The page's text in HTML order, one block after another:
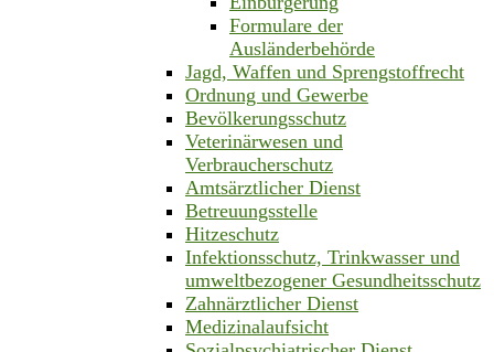
Formulare der
Ausländerbehörde
Jagd, Waffen und Sprengstoffrecht
Ordnung und Gewerbe
Bevölkerungsschutz
Veterinärwesen und
Verbraucherschutz
Amtsärztlicher Dienst
Betreuungsstelle
Hitzeschutz
Infektionsschutz, Trinkwasser und
umweltbezogener Gesundheitsschutz
Zahnärztlicher Dienst
Medizinalaufsicht